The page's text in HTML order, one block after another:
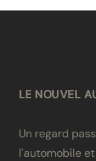
LE NOUVEL
Un regard
l'automobile